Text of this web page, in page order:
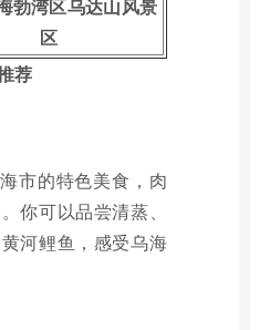
勃湾区乌达山风景
区
荐
市的特色美食，肉
你可以品尝清蒸、
河鲤鱼，感受乌海